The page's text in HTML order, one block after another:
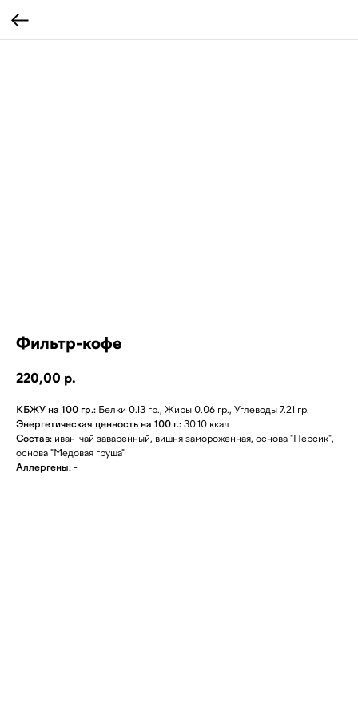
Фильтр-кофе
220,00 р.
КБЖУ на 100 гр.: Белки 0.13 гр., Жиры 0.06 гр., Углеводы 7.21 гр.
Энергетическая ценность на 100 г.: 30.10 ккал
Состав: иван-чай заваренный, вишня замороженная, основа "Персик",
основа "Медовая груша"
Аллергены: -